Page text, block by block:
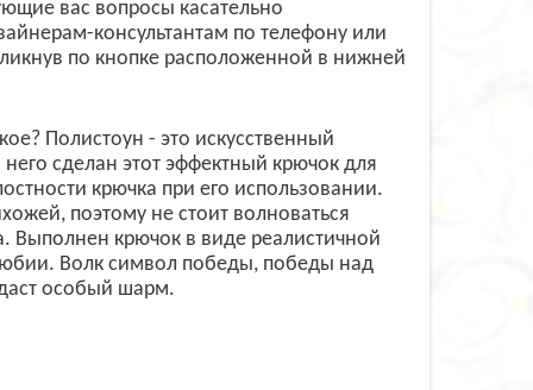
вас вопросы касательно
консультантам по телефону или
по кнопке расположенной в нижней
Полистоун - это искусственный
сделан этот эффектный крючок для
крючка при его использовании.
поэтому не стоит волноваться
Выполнен крючок в виде реалистичной
Волк символ победы, победы над
особый шарм.